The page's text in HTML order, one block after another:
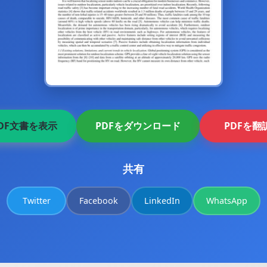
文書を表示 PDFをダウンロード PDFを翻
共有
Twitter Facebook LinkedIn WhatsApp